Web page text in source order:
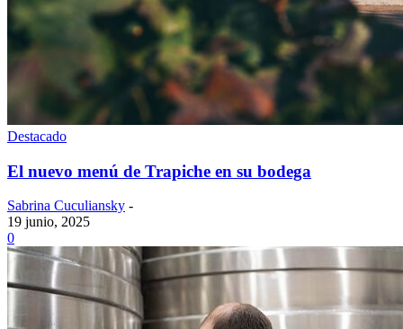
Destacado
El nuevo menú de Trapiche en su bodega
Sabrina Cuculiansky -
19 junio, 2025
0